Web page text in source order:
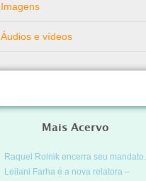
Imagens
Áudios e vídeos
Mais Acervo
Raquel Rolnik encerra seu mandato.
Leilani Farha é a nova relatora –